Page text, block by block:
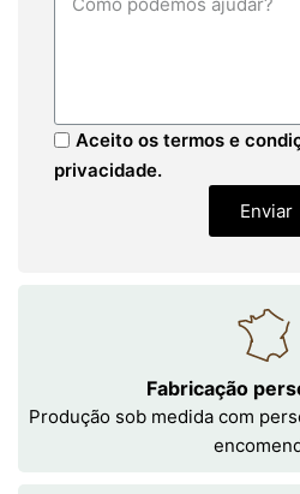
Aceito os termos e
privacidade.
Enviar
Fabricação
Produção sob medida com